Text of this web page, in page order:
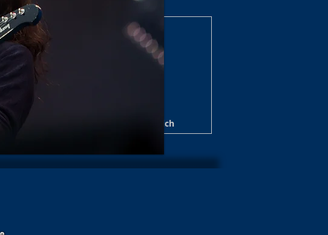
Konzerte/Shows Archiv 2025
Burlesque Shows 2024/25 Archiv
Konzerte / Show Archiv 2020
Shows Archiv 2019/20
Über mich